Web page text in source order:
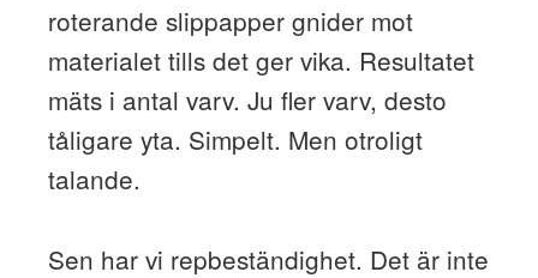
roterande slippapper gnider mot
materialet tills det ger vika. Resultatet
mäts i antal varv. Ju fler varv, desto
tåligare yta. Simpelt. Men otroligt
talande.
Sen har vi repbeständighet. Det är inte